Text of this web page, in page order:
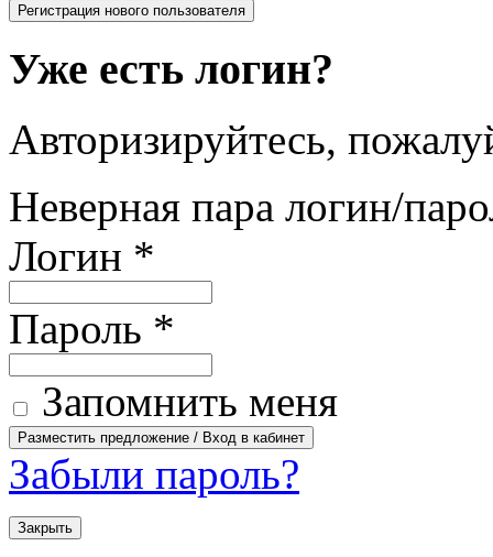
Уже есть логин?
Авторизируйтесь,
Неверная пара логин/
Логин *
Пароль *
Запомнить меня
Забыли пароль?
Закрыть